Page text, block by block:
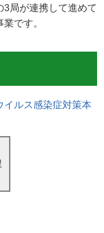
局が連携して進めて
です。
ルス感染症対策本